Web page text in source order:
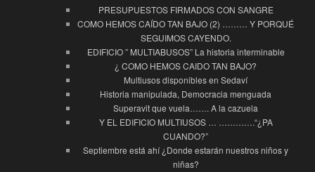
PRESUPUESTOS FIRMADOS CON SANGRE
COMO HEMOS CAÍDO TAN BAJO (2) ……… Y PORQUÉ
SEGUIMOS CAYENDO.
EDIFICIO ” MULTIABUSOS” La historia interminable
¿ COMO HEMOS CAIDO TAN BAJO?
Multiusos disponibles en Sedaví
Historia manipulada, Democracia menguada
Superavit que vuela……. A la cazuela
Y EL EDIFICIO MULTIUSOS … ………….“¿PA
CUANDO?”
Septiembre está ahí ¿Donde estarán nuestros niños y
niñas?